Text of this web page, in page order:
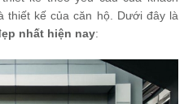
thiết kế của căn hộ. Dưới đây là
nhất hiện nay: